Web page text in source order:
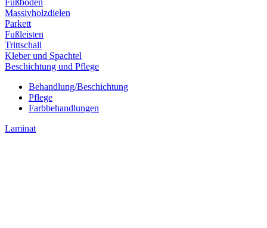
Fußboden
Massivholzdielen
Parkett
Fußleisten
Trittschall
Kleber und Spachtel
Beschichtung und Pflege
Behandlung/Beschichtung
Pflege
Farbbehandlungen
Laminat